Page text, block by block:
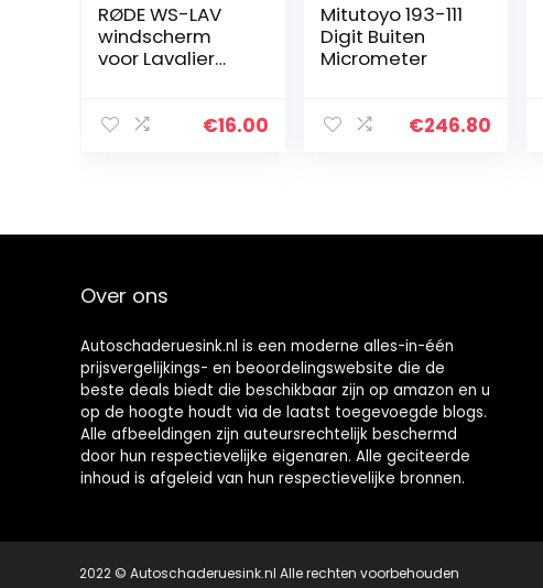
RØDE WS-LAV
windscherm
voor Lavalier
hoge kwaliteit
€16.00
Mitutoyo 193-111
Digit Buiten
Micrometer
€246.80
Over ons
Autoschaderuesink.nl is een moderne alles-in-één
prijsvergelijkings- en beoordelingswebsite die de
beste deals biedt die beschikbaar zijn op amazon en u
op de hoogte houdt via de laatst toegevoegde blogs.
Alle afbeeldingen zijn auteursrechtelijk beschermd
door hun respectievelijke eigenaren. Alle geciteerde
inhoud is afgeleid van hun respectievelijke bronnen.
2022 © Autoschaderuesink.nl Alle rechten voorbehouden